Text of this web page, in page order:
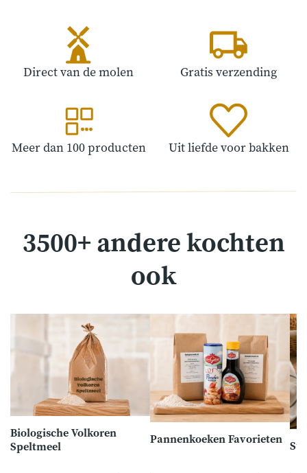
Direct van de molen Gratis verzending
Meer dan 100 producten Uit liefde voor bakken
3500+ andere kochten
ook
Biologische Volkoren
Speltmeel
Pannenkoeken Favorieten